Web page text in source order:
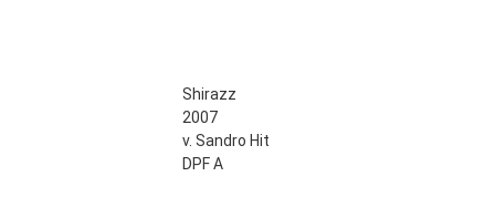
Shirazz
2007
v. Sandro Hit
DPF A